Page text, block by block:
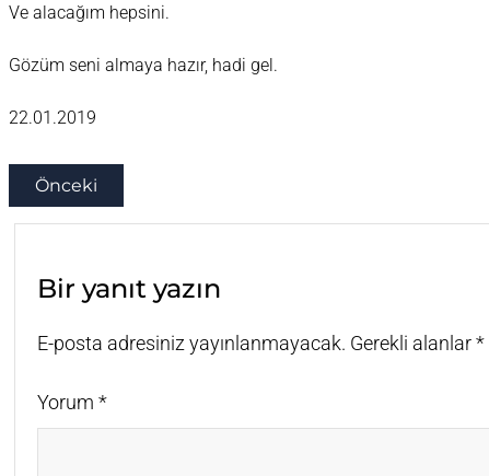
Ve alacağım hepsini.
Gözüm seni almaya hazır, hadi gel.
22.01.2019
Önceki
Bir yanıt yazın
E-posta adresiniz yayınlanmayacak. Gerekli alanlar*
Yorum *